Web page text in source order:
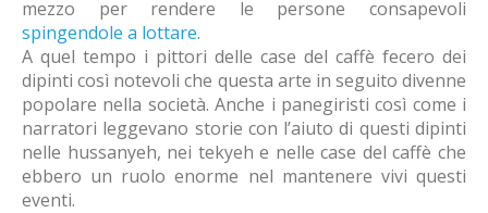
mezzo per rendere le persone consapevoli
spingendole a lottare.
A quel tempo i pittori delle case del caffè fecero dei
dipinti così notevoli che questa arte in seguito divenne
popolare nella società. Anche i panegiristi così come i
narratori leggevano storie con l’aiuto di questi dipinti
nelle hussanyeh, nei tekyeh e nelle case del caffè che
ebbero un ruolo enorme nel mantenere vivi questi
eventi.